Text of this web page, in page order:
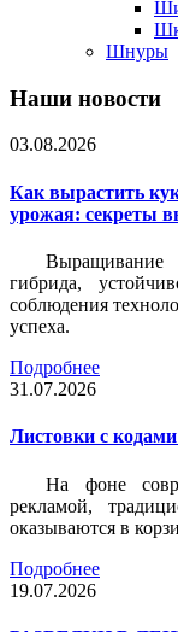
Шнуры
Наши новости
03.08.2026
Как вырастить
урожая: секреты
Выращивание
гибрида,
соблюдения
успеха.
Подробнее
31.07.2026
Листовки c
На фоне
рекламой,
оказываются в
Подробнее
19.07.2026